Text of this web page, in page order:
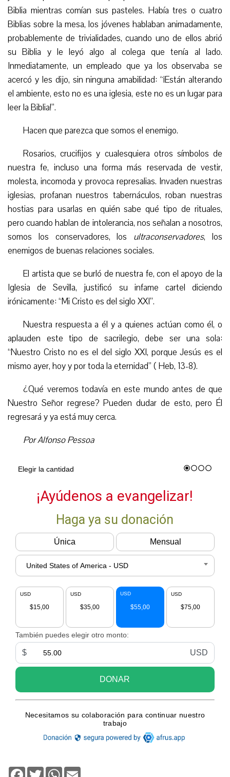
Biblia mientras comían sus pasteles. Había tres o cuatro
Biblias sobre la mesa, los jóvenes hablaban animadamente,
probablemente de trivialidades, cuando uno de ellos abrió
su Biblia y le leyó algo al colega que tenía al lado.
Inmediatamente, un empleado que ya los observaba se
acercó y les dijo, sin ninguna amabilidad: “¡Están alterando
el ambiente, esto no es una iglesia, este no es un lugar para
leer la Biblia!”.
Hacen que parezca que somos el enemigo.
Rosarios, crucifijos y cualesquiera otros símbolos de
nuestra fe, incluso una forma más reservada de vestir,
molesta, incomoda y provoca represalias. Invaden nuestras
iglesias, profanan nuestros tabernáculos, roban nuestras
hostias para usarlas en quién sabe qué tipo de rituales,
pero cuando hablan de intolerancia, nos señalan a nosotros,
somos los conservadores, los ultraconservadores, los
enemigos de buenas relaciones sociales.
El artista que se burló de nuestra fe, con el apoyo de la
Iglesia de Sevilla, justificó su infame cartel diciendo
irónicamente: “Mi Cristo es del siglo XXI”.
Nuestra respuesta a él y a quienes actúan como él, o
aplauden este tipo de sacrilegio, debe ser una sola:
“Nuestro Cristo no es el del siglo XXI, porque Jesús es el
mismo ayer, hoy y por toda la eternidad” ( Heb, 13-8).
¿Qué veremos todavía en este mundo antes de que
Nuestro Señor regrese? Pueden dudar de esto, pero Él
regresará y ya está muy cerca.
Por Alfonso Pessoa
Facebook
TwitterWhatsApp